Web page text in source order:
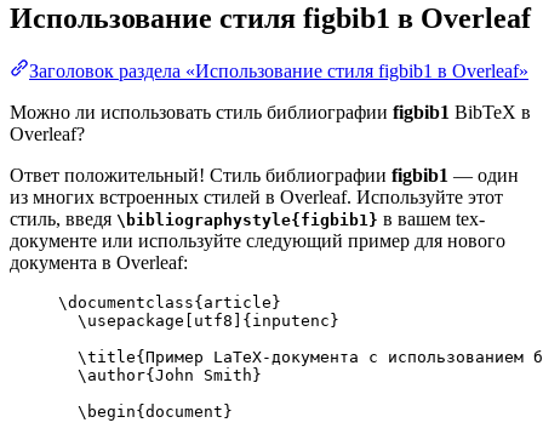
Использование стиля figbib1 в Overleaf
Заголовок раздела «Использование стиля figbib1 в Overleaf»
Можно ли использовать стиль библиографии figbib1 BibTeX в
Overleaf?
Ответ положительный! Стиль библиографии figbib1 — один
из многих встроенных стилей в Overleaf. Используйте этот
стиль, введя \bibliographystyle{figbib1} в вашем tex-
документе или используйте следующий пример для нового
документа в Overleaf:
\documentclass{ article }
\usepackage
utf8 ]{ inputenc }
\title{Пример LaTeX-документа с
\author{John Smith}
\begin{ document }